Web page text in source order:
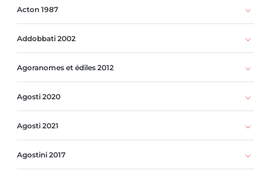
Acton 1987
Addobbati 2002
Agoranomes et édiles 2012
Agosti 2020
Agosti 2021
Agostini 2017